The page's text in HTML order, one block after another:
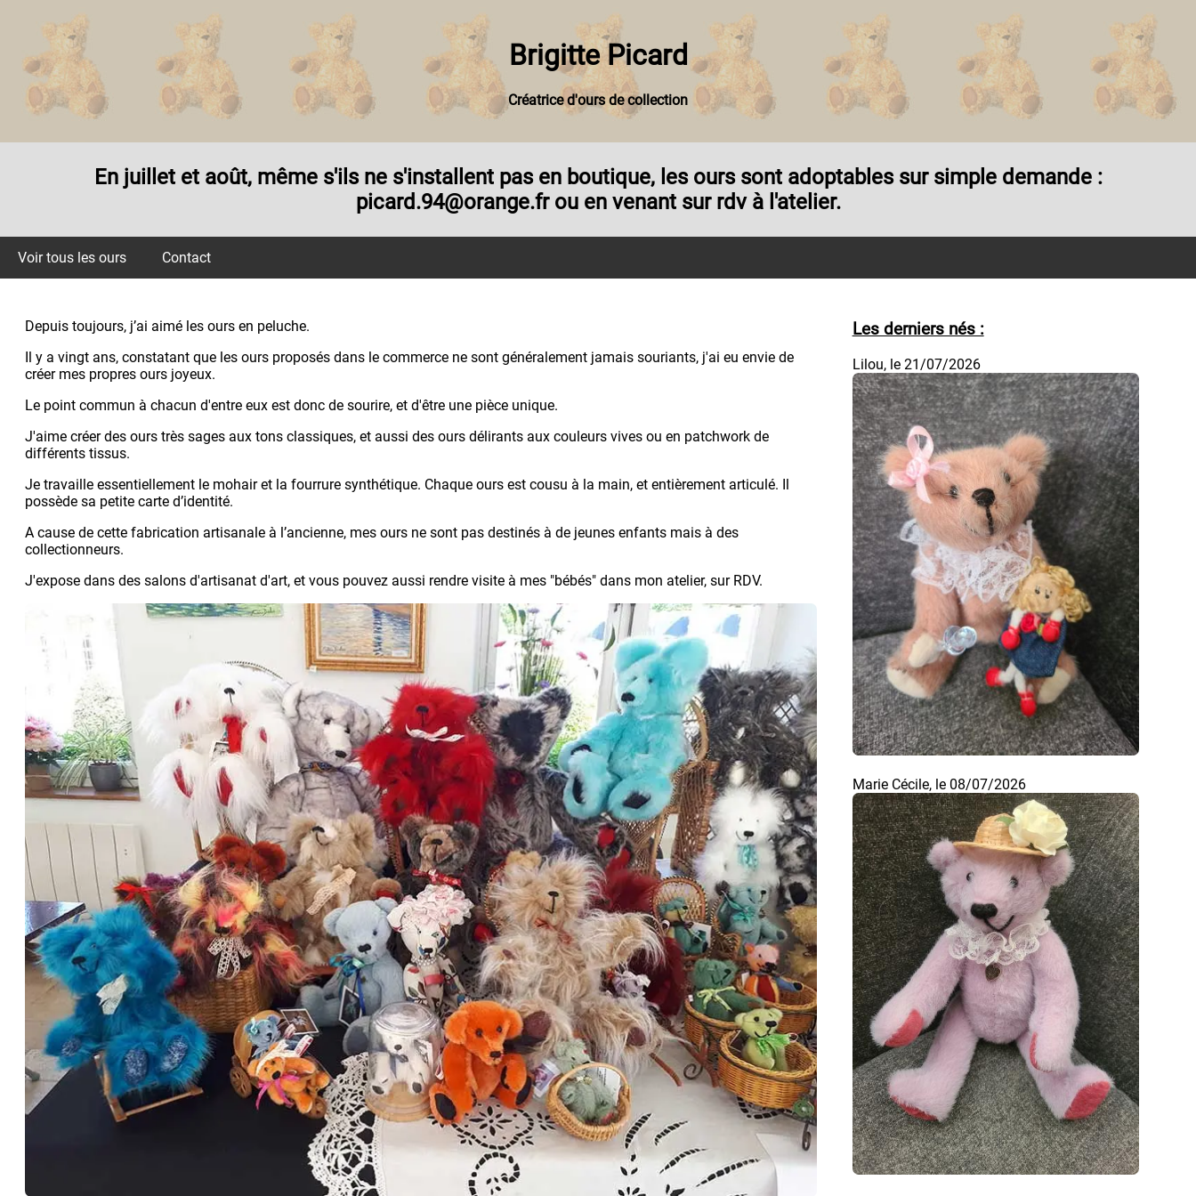
Brigitte Picard
Créatrice d'ours de collection
En juillet et août, même s'ils ne s'installent pas en boutique, les ours sont adoptables sur simple demande :
picard.94@orange.fr ou en venant sur rdv à l'atelier.
Voir tous les ours Contact
Depuis toujours, j’ai aimé les ours en peluche.
Il y a vingt ans, constatant que les ours proposés dans le commerce ne sont généralement jamais souriants, j'ai eu envie de
créer mes propres ours joyeux.
Le point commun à chacun d'entre eux est donc de sourire, et d'être une pièce unique.
J'aime créer des ours très sages aux tons classiques, et aussi des ours délirants aux couleurs vives ou en patchwork de
différents tissus.
Je travaille essentiellement le mohair et la fourrure synthétique. Chaque ours est cousu à la main, et entièrement articulé. Il
possède sa petite carte d’identité.
A cause de cette fabrication artisanale à l’ancienne, mes ours ne sont pas destinés à de jeunes enfants mais à des
collectionneurs.
J'expose dans des salons d'artisanat d'art, et vous pouvez aussi rendre visite à mes "bébés" dans mon atelier, sur RDV.
Les derniers nés :
Lilou, le 21/07/2026
Marie Cécile, le 08/07/2026